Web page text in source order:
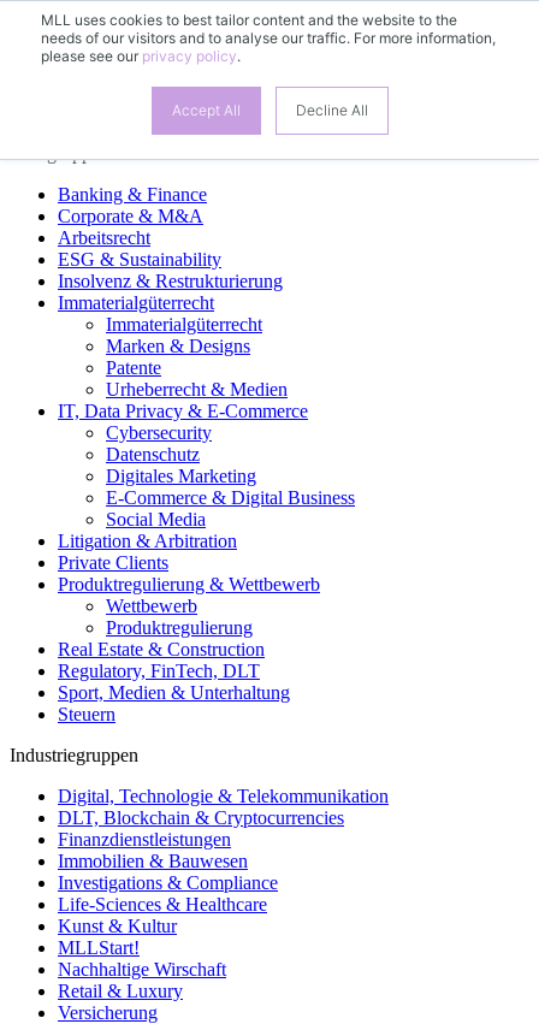
MLL uses cookies to best tailor content and the website to the
needs of our visitors and to analyse our traffic. For more information,
please see our privacy policy.
Accept All Decline All
FRES
Banking & Finance
Corporate & M&A
Arbeitsrecht
ESG & Sustainability
Insolvenz & Restrukturierung
Immaterialgüterrecht
Immaterialgüterrecht
Marken & Designs
Patente
Urheberrecht & Medien
IT, Data Privacy & E-Commerce
Cybersecurity
Datenschutz
Digitales Marketing
E-Commerce & Digital Business
Social Media
Litigation & Arbitration
Private Clients
Produktregulierung & Wettbewerb
Wettbewerb
Produktregulierung
Real Estate & Construction
Regulatory, FinTech, DLT
Sport, Medien & Unterhaltung
Steuern
Industriegruppen
Digital, Technologie & Telekommunikation
DLT, Blockchain & Cryptocurrencies
Finanzdienstleistungen
Immobilien & Bauwesen
Investigations & Compliance
Life-Sciences & Healthcare
Kunst & Kultur
MLLStart!
Nachhaltige Wirschaft
Retail & Luxury
Versicherung